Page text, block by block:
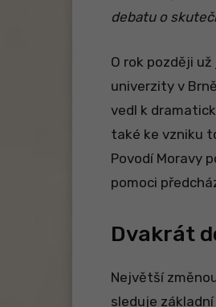
debatu o
O rok později
univerzity v
vedl k
také ke vzniku
Povodí Moravy
pomoci
Dvakrát
Největší
sleduje